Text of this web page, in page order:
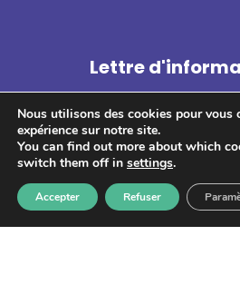
Lettre
S'abonner
Nous utilisons des cookies pour vous
expérience sur notre site.
You can find out more about which
switch them off in settings.
Accepter Refuser